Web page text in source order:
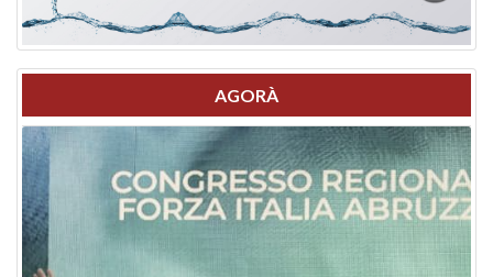
AGORÀ